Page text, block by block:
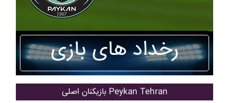
رخداد های بازی
بازیکنان اصلی Peykan Tehran